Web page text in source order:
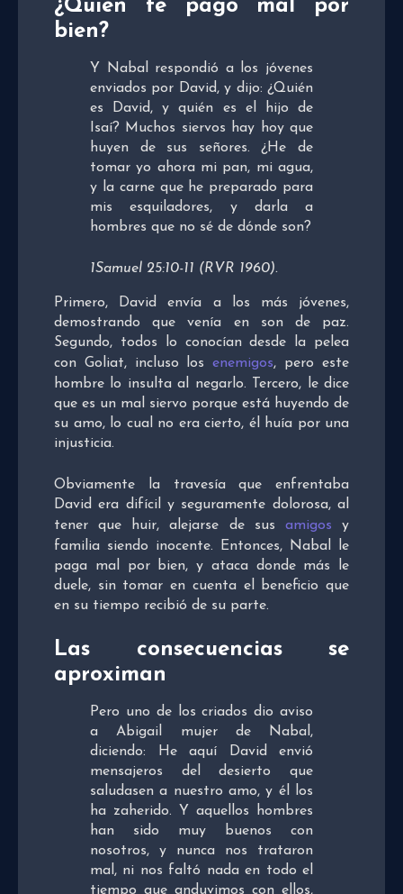
¿Quién te pagó mal por
bien?
Y Nabal respondió a los jóvenes
enviados por David, y dijo: ¿Quién
es David, y quién es el hijo de
Isaí? Muchos siervos hay hoy que
huyen de sus señores. ¿He de
tomar yo ahora mi pan, mi agua,
y la carne que he preparado para
mis esquiladores, y darla a
hombres que no sé de dónde son?
1Samuel 25:10-11 (RVR 1960).
Primero, David envía a los más jóvenes,
demostrando que venía en son de paz.
Segundo, todos lo conocían desde la pelea
con Goliat, incluso losenemigos, pero este
hombre lo insulta al negarlo. Tercero, le dice
que es un mal siervo porque está huyendo de
su amo, lo cual no era cierto, él huía por una
injusticia.
Obviamente la travesía que enfrentaba
David era difícil y seguramente dolorosa, al
tener que huir, alejarse de sus amigos y
familia siendo inocente. Entonces, Nabal le
paga mal por bien, y ataca donde más le
duele, sin tomar en cuenta el beneficio que
en su tiempo recibió de su parte.
Las consecuencias se
aproximan
Pero uno de los criados dio aviso
a Abigail mujer de Nabal,
diciendo: He aquí David envió
mensajeros del desierto que
saludasen a nuestro amo, y él los
ha zaherido. Y aquellos hombres
han sido muy buenos con
nosotros, y nunca nos trataron
mal, ni nos faltó nada en todo el
tiempo que anduvimos con ellos,